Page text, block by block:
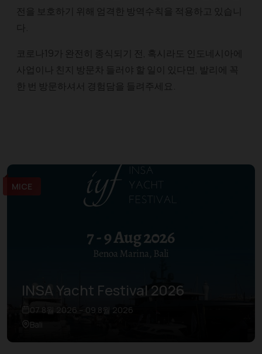
전을 보호하기 위해 엄격한 방역수칙을 적용하고 있습니
다.
코로나19가 완전히 종식되기 전, 혹시라도 인도네시아에
사업이나 친지 방문차 들러야 할 일이 있다면, 발리에 꼭
한 번 방문하셔서 경험담을 들려주세요.
MICE
INSA Yacht Festival 2026
07 8월 2026 – 09 8월 2026
Bali